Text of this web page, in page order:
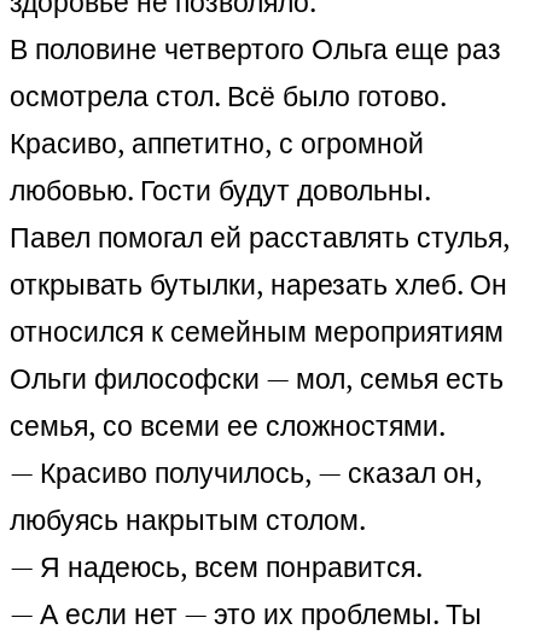
В половине четвертого Ольга еще раз
осмотрела стол. Всё было готово.
Красиво, аппетитно, с огромной
любовью. Гости будут довольны.
Павел помогал ей расставлять стулья,
открывать бутылки, нарезать хлеб. Он
относился к семейным мероприятиям
Ольги философски — мол, семья есть
семья, со всеми ее сложностями.
— Красиво получилось, — сказал он,
любуясь накрытым столом.
— Я надеюсь, всем понравится.
— А если нет — это их проблемы. Ты